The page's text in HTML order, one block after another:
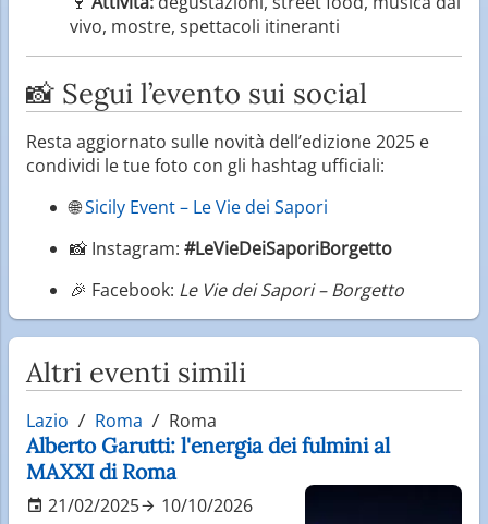
vivo, mostre, spettacoli itineranti
📸 Segui l’evento sui social
Resta aggiornato sulle novità dell’edizione 2025 e
condividi le tue foto con gli hashtag ufficiali:
🌐Sicily Event – Le Vie dei Sapori
📸 Instagram: #LeVieDeiSaporiBorgetto
🎉 Facebook: Le Vie dei Sapori – Borgetto
Altri eventi simili
Lazio Roma Roma
Alberto Garutti: l'energia dei fulmini al
MAXXI di Roma
21/02/2025
10/10/2026